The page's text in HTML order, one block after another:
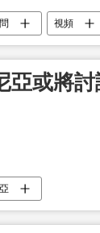
視頻
亞或將